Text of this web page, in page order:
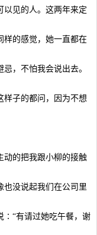
以见的人。这两年来定
样的感觉，她一直都在
，不怕我会说出去。
样子的都问，因为不想
动的把我跟小柳的接触
也没说起我们在公司里
∶“有请过她吃午餐，谢